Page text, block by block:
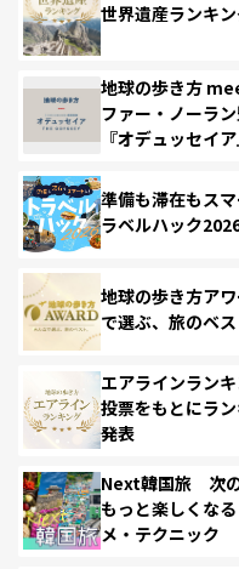
世界遺産ランキ
地球の歩き方
ファー・ノーラ
『オデュッセイア
準備も滞在もス
ラベルハック
地球の歩き方ア
で選ぶ、旅のベス
エアラインラン
投票をもとにラ
発表
Next韓国旅 次
もっと楽しくな
メ・テクニック